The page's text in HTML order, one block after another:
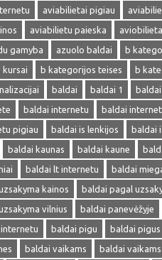
aviabilietai pigiau
aviabilietu paieska
gamyba
azuolo baldai b
kursai
b kategorijos teises b
baldai baldai 1
baldai internetu baldai
pigiau
baldai is lenkijos baldai
baldai kaunas baldai kaune
baldai lt internetu baldai
kainos
baldai pagal
vilnius
baldai panevėžyje
baldai pigu baldai pigus
baldai vaikams baldai